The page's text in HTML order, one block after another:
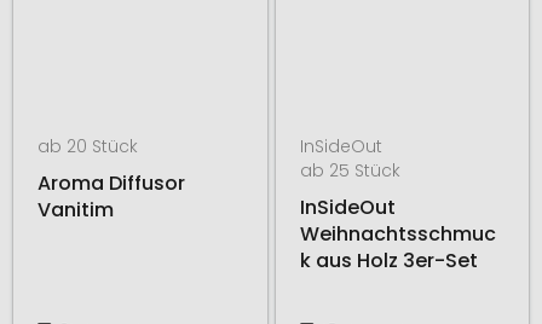
ab 20 Stück
Aroma Diffusor
Vanitim
InSideOut
ab 25 Stück
InSideOut
Weihnachtsschmuc
k aus Holz 3er-Set